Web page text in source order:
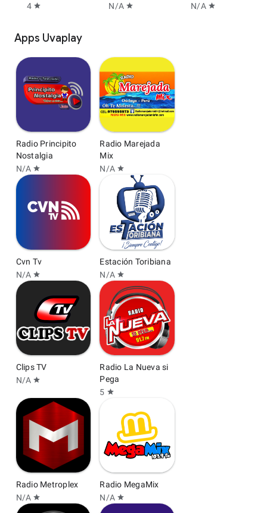
4 star
N/A star
N/A star
Apps Uvaplay
Radio Principito
Nostalgia
N/A star
Radio Marejada
Mix
N/A star
Cvn Tv
N/A star
Estación Toribiana
N/A star
Clips TV
N/A star
Radio La Nueva si
Pega
5 star
Radio Metroplex
N/A star
Radio MegaMix
N/A star